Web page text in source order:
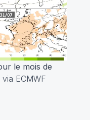
le mois de
ECMWF